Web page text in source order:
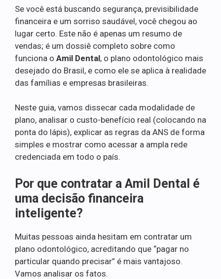
Se você está buscando segurança, previsibilidade
financeira e um sorriso saudável, você chegou ao
lugar certo. Este não é apenas um resumo de
vendas; é um dossiê completo sobre como
funciona o Amil Dental, o plano odontológico mais
desejado do Brasil, e como ele se aplica à realidade
das famílias e empresas brasileiras.
Neste guia, vamos dissecar cada modalidade de
plano, analisar o custo-benefício real (colocando na
ponta do lápis), explicar as regras da ANS de forma
simples e mostrar como acessar a ampla rede
credenciada em todo o país.
Por que contratar a Amil Dental é
uma decisão financeira
inteligente?
Muitas pessoas ainda hesitam em contratar um
plano odontológico, acreditando que “pagar no
particular quando precisar” é mais vantajoso.
Vamos analisar os fatos.